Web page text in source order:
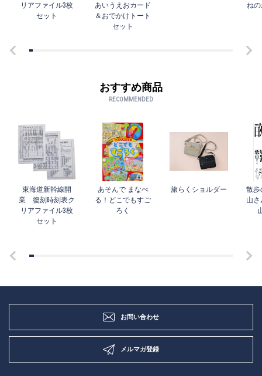
リアファイル3枚
セット
あいうえおカード
＆おでかけトート
セット
ね
おすすめ商品
RECOMMENDED
東海道新幹線開
業 復刻時刻表ク
リアファイル3枚
セット
あそんで まなべ
る！どこでもすご
ろく
旅らくショルダー
散歩
山さ
お問い合わせ
メルマガ登録